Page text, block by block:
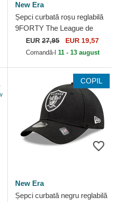
New Era
Șepci curbată roșu reglabilă
9FORTY The League de
Kansas City Chiefs NFL de
New Era
EUR 27,95 EUR 19,57
Comandă-l 11 - 13 august
COPIL
New Era
Șepci curbată negru reglabilă